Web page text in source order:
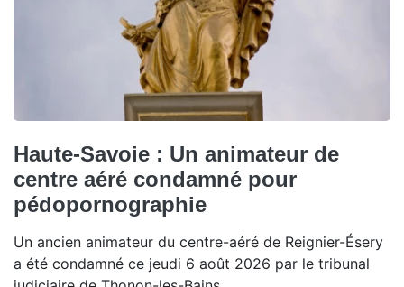
Haute-Savoie : Un animateur de
centre aéré condamné pour
pédopornographie
Un ancien animateur du centre-aéré de Reignier-Ésery
a été condamné ce jeudi 6 août 2026 par le tribunal